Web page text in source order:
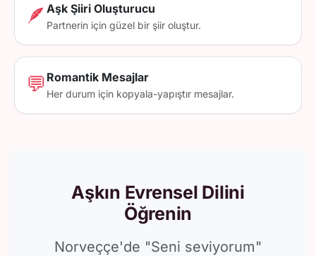
🪶 Aşk Şiiri Oluşturucu
Partnerin için güzel bir şiir oluştur.
💬 Romantik Mesajlar
Her durum için kopyala-yapıştır mesajlar.
Aşkın Evrensel Dilini
Öğrenin
Norveççe'de "Seni seviyorum"